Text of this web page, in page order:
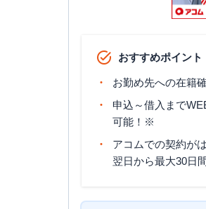
おすすめポイント
お勤め先への在籍
申込～借入まで
可能！※
アコムでの契約が
翌日から最大30日